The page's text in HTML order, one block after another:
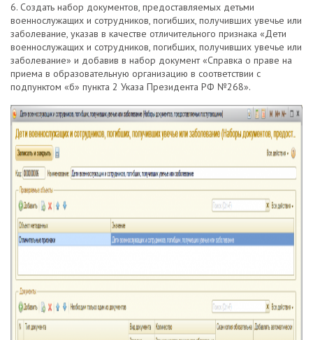
6. Создать набор документов, предоставляемых детьми
военнослужащих и сотрудников, погибших, получивших увечье или
заболевание, указав в качестве отличительного признака «Дети
военнослужащих и сотрудников, погибших, получивших увечье или
заболевание» и добавив в набор документ «Справка о праве на
приема в образовательную организацию в соответствии с
подпунктом «б» пункта 2 Указа Президента РФ №268».